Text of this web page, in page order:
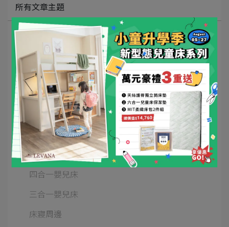
所有文章主題
最新消息
新手指南
名人愛用
開箱影片
媒體報導
Kids兒童床
五合一嬰兒床
四合一嬰兒床
三合一嬰兒床
床寢周邊